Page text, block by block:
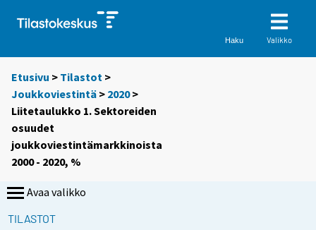
Haku Valikko
Etusivu > Tilastot >
Joukkoviestintä > 2020>
Liitetaulukko 1. Sektoreiden
osuudet
joukkoviestintämarkkinoista
2000 - 2020, %
Avaa valikko
TILASTOT